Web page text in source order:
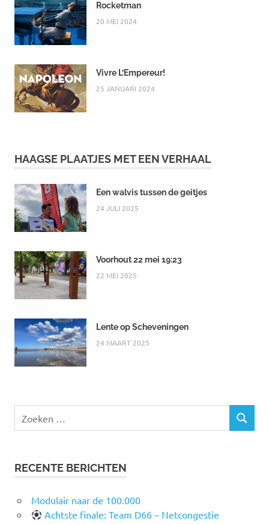
Rocketman
20 MEI 2024
Vivre L’Empereur!
25 JANUARI 2024
HAAGSE PLAATJES MET EEN VERHAAL
Een walvis tussen de geitjes
24 JULI 2025
Voorhout 22 mei 19:23
22 MEI 2025
Lente op Scheveningen
24 MAART 2025
naar:
ZOEKEN
RECENTE BERICHTEN
Modulair naar de 100.000
Achtste finale: Team D66 – Netcongestie